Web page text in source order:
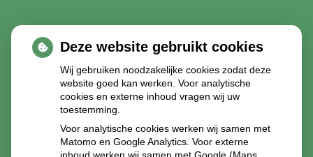
Deze website gebruikt cookies
Wij gebruiken noodzakelijke cookies zodat deze
website goed kan werken. Voor analytische
cookies en externe inhoud vragen wij uw
toestemming.
Voor analytische cookies werken wij samen met
Matomo en Google Analytics. Voor externe